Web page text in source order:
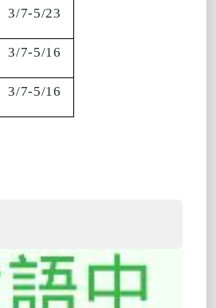
3/7-5/23
3/7-5/16
3/7-5/16